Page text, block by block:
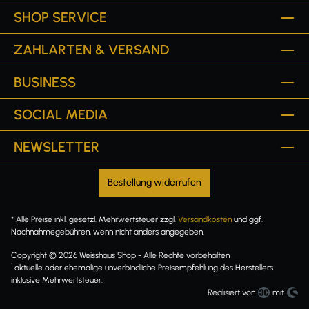
SHOP SERVICE
ZAHLARTEN & VERSAND
BUSINESS
SOCIAL MEDIA
NEWSLETTER
Bestellung widerrufen
* Alle Preise inkl. gesetzl. Mehrwertsteuer zzgl. Versandkosten und ggf.
Nachnahmegebühren, wenn nicht anders angegeben.
Copyright © 2026 Weisshaus Shop - Alle Rechte vorbehalten
1 aktuelle oder ehemalige unverbindliche Preisempfehlung des Herstellers
inklusive Mehrwertsteuer.
Realisiert von
mit